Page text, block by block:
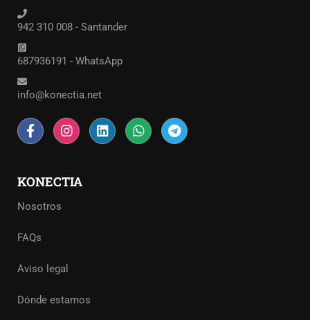
942 310 008 - Santander
687936191 - WhatsApp
info@konectia.net
KONECTIA
Nosotros
FAQs
Aviso legal
Dónde estamos